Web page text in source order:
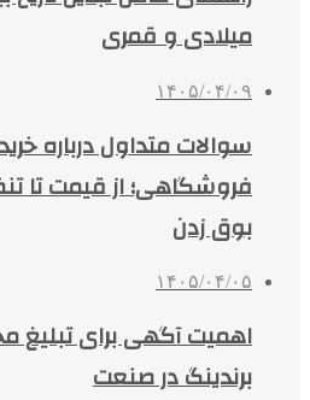
میلادی و قمری
۱۴۰۵/۰۴/۰۹
سوالات متداول درباره
فروشگاهی؛ از قیمت تا
بوق زدن
۱۴۰۵/۰۴/۰۵
اهمیت آگهی برای تبلیغ
برندینگ در صنعت